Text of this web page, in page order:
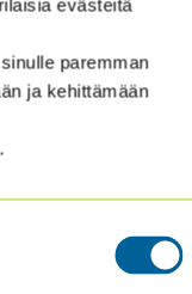
evästeitä
paremman
ja kehittämään